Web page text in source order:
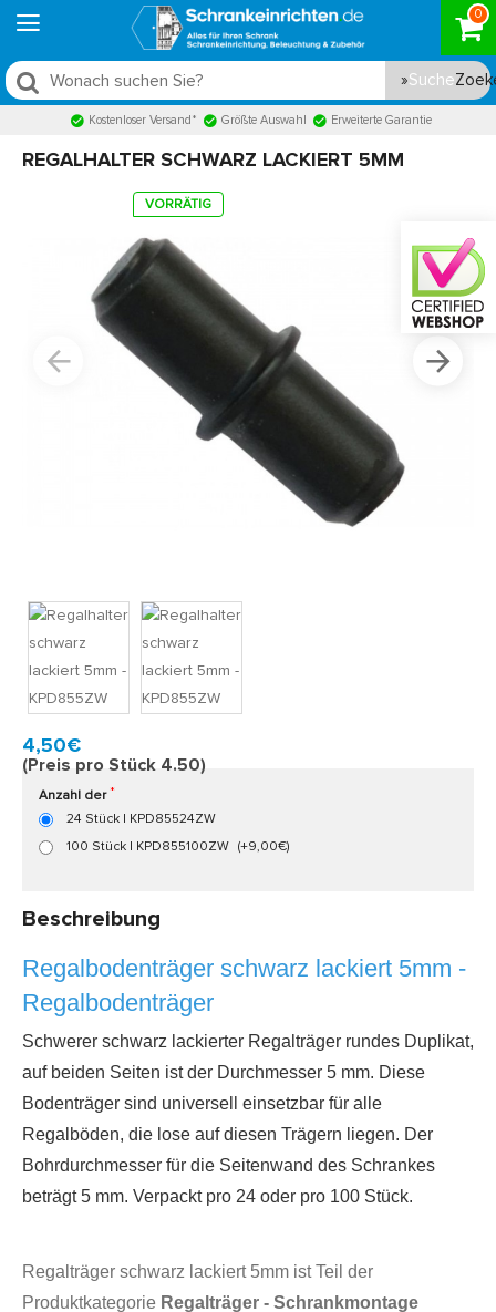
0
Suche
Kostenloser Versand* Größte Auswahl Erweiterte Garantie
REGALHALTER SCHWARZ LACKIERT 5MM
VORRÄTIG
Schnell zu Hause, 2 bis 3 Werktagen
4,50€
(Preis pro Stück 4.50)
Anzahl der
24 Stück | KPD85524ZW
100 Stück | KPD855100ZW (+9,00€)
Beschreibung
Regalbodenträger schwarz lackiert 5mm -
Regalbodenträger
Schwerer schwarz lackierter Regalträger rundes Duplikat,
auf beiden Seiten ist der Durchmesser 5 mm. Diese
Bodenträger sind universell einsetzbar für alle
Regalböden, die lose auf diesen Trägern liegen. Der
Bohrdurchmesser für die Seitenwand des Schrankes
beträgt 5 mm. Verpackt pro 24 oder pro 100 Stück.
Regalträger schwarz lackiert 5mm ist Teil der
Produktkategorie Regalträger - Schrankmontage